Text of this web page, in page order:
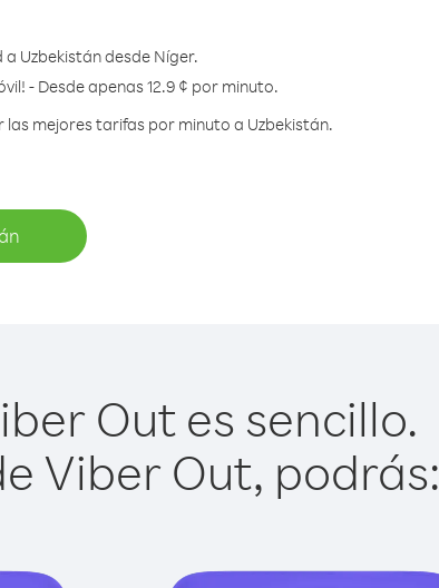
Uzbekistán desde Níger.
- Desde apenas 12.9 ¢ por minuto.
mejores tarifas por minuto a Uzbekistán.
Out es sencillo.
Viber Out, podrás: